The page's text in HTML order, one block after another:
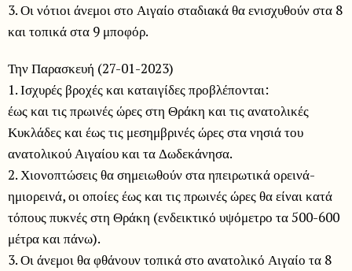
3. Οι νότιοι άνεμοι στο Αιγαίο σταδιακά θα ενισχυθούν στα 8
και τοπικά στα 9 μποφόρ.
Την Παρασκευή (27-01-2023)
1. Ισχυρές βροχές και καταιγίδες προβλέπονται:
έως και τις πρωινές ώρες στη Θράκη και τις ανατολικές
Κυκλάδες και έως τις μεσημβρινές ώρες στα νησιά του
ανατολικού Αιγαίου και τα Δωδεκάνησα.
2. Χιονοπτώσεις θα σημειωθούν στα ηπειρωτικά ορεινά-
ημιορεινά, οι οποίες έως και τις πρωινές ώρες θα είναι κατά
τόπους πυκνές στη Θράκη (ενδεικτικό υψόμετρο τα 500-600
μέτρα και πάνω).
3. Οι άνεμοι θα φθάνουν τοπικά στο ανατολικό Αιγαίο τα 8